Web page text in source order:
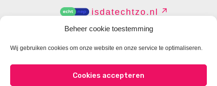
Beheer cookie toestemming
Wij gebruiken cookies om onze website en onze service te optimaliseren.
Cookies accepteren
isdatechtzo.nl
DISCLAIMER PRIVACY